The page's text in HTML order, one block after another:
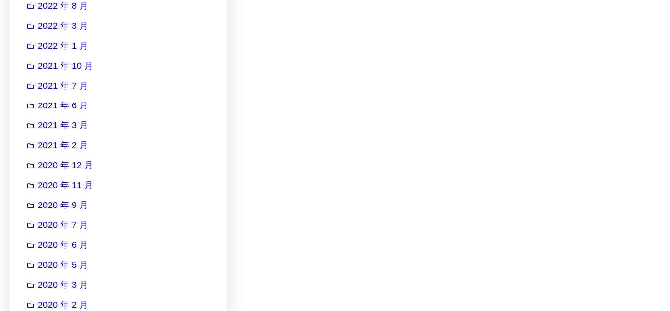
2022 年 8 月
2022 年 3 月
2022 年 1 月
2021 年 10 月
2021 年 7 月
2021 年 6 月
2021 年 3 月
2021 年 2 月
2020 年 12 月
2020 年 11 月
2020 年 9 月
2020 年 7 月
2020 年 6 月
2020 年 5 月
2020 年 3 月
2020 年 2 月